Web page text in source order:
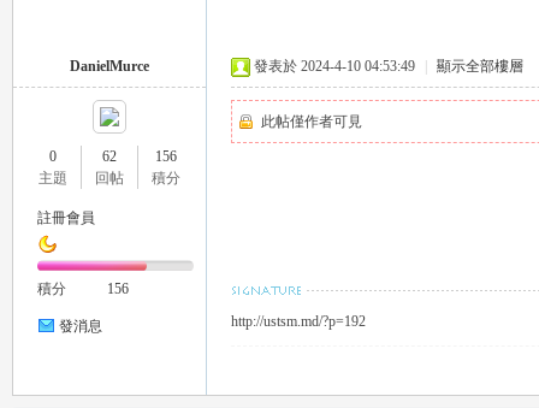
DanielMurce
0
主題
62
回帖
156
積分
註冊會員
積分 156
發消息
發表於 2024-4-10 04:53:49 顯示全部樓層
此帖僅作者可見
http://ustsm.md/?p=192